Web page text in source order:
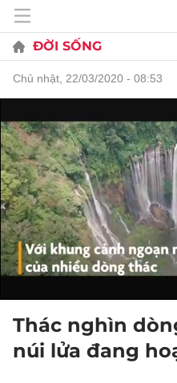
ĐỜI SỐNG
chủ nhật, 22/03/2020 - 08:53
Thác nghìn
núi lửa đang